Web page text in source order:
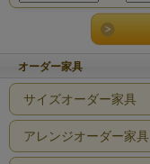
オーダー家具
サイズオーダー家具
アレンジオーダー家具